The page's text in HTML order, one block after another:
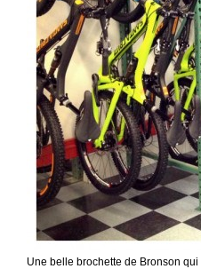
Une belle brochette de Bronson